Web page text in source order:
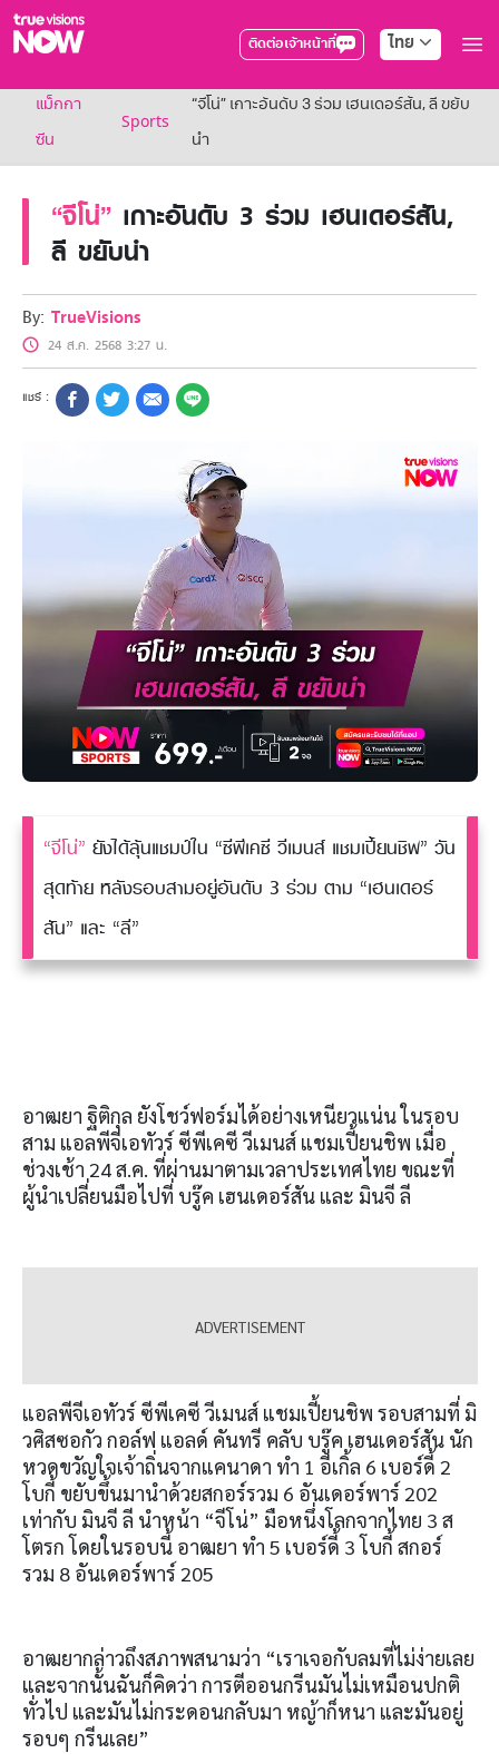
ติดต่อเจ้าหน้าที่ ไทย
True AF2026
แพ็กเกจ
NOW SPORTS
NOW Muay Thai
แพ็กเกจทรูวิชันส์นาวทั้งหมด
เคเบิลและจานดาวเทียม
สิทธิพิเศษ
สิทธิพิเศษลูกค้าทรูวิชั่นส์
Showtime
HoReCa
แพ็กเกจสำหรับผู้ประกอบการ
หาร้านร่วมรายการ
แม็กกา
ซีน
Sports
“จีโน่” เกาะอันดับ 3 ร่วม เฮนเดอร์สัน, ลี ขยับ
นำ
“จีโน่” เกาะอันดับ 3 ร่วม เฮนเดอร์สัน,
ลี ขยับนำ
By: TrueVisions
24 ส.ค. 2568 3:27 น.
“จีโน่” ยังได้ลุ้นแชมป์ใน “ซีพีเคซี วีเมนส์ แชมเปี้ยนชิพ” วัน
สุดท้าย หลังรอบสามอยู่อันดับ 3 ร่วม ตาม “เฮนเดอร์
สัน” และ “ลี”
อาฒยา ฐิติกุล ยังโชว์ฟอร์มได้อย่างเหนียวแน่น ในรอบ
สาม แอลพีจีเอทัวร์ ซีพีเคซี วีเมนส์ แชมเปี้ยนชิพ เมื่อ
ช่วงเช้า 24ส.ค. ที่ผ่านมาตามเวลาประเทศไทย ขณะที่
ผู้นำเปลี่ยนมือไปที่ บรู๊ค เฮนเดอร์สัน และ มินจี ลี
แอลพีจีเอทัวร์ ซีพีเคซี วีเมนส์ แชมเปี้ยนชิพ รอบสามที่ มิ
วศิสซอกัว กอล์ฟ แอลด์ คันทรี คลับ บรู๊ค เฮนเดอร์สัน นัก
หวดขวัญใจเจ้าถิ่นจากแคนาดา ทำ 1 อีเกิ้ล 6 เบอร์ดี้ 2
โบกี้ ขยับขึ้นมานำด้วยสกอร์รวม 6 อันเดอร์พาร์ 202
เท่ากับ มินจี ลี นำหน้า “จีโน่” มือหนึ่งโลกจากไทย 3 ส
โตรก โดยในรอบนี้ อาฒยา ทำ 5 เบอร์ดี้ 3โบกี้ สกอร์
รวม 8 อันเดอร์พาร์ 205
อาฒยากล่าวถึงสภาพสนามว่า “เราเจอกับลมที่ไม่ง่ายเลย
และจากนั้นฉันก็คิดว่า การตีออนกรีนมันไม่เหมือนปกติ
ทั่วไป และมันไม่กระดอนกลับมา หญ้าก็หนา และมันอยู่
รอบๆ กรีนเลย”